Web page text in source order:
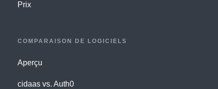
Prix
COMPARAISON DE LOGICIELS
Aperçu
cidaas vs. Auth0